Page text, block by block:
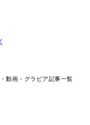
動画・グラビア記事一覧